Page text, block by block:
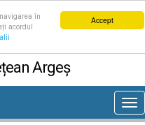
Accept
în
acordul
Argeș